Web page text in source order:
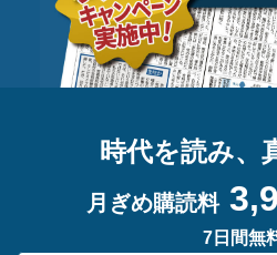
時代を読み、
月ぎめ購読料
7日間無